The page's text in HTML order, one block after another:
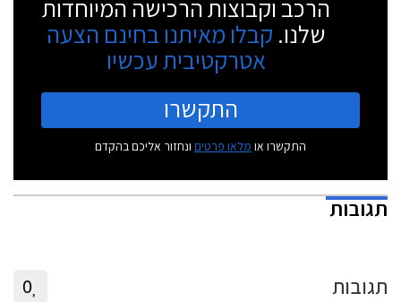
הרכב וקבוצות הרכישה המיוחדות
שלנו. קבלו מאיתנו בחינם הצעה
אטרקטיבית עכשיו
התקשרו
התקשרו או מלאו פרטים ונחזור אליכם בהקדם
תגובות
תגובות 0